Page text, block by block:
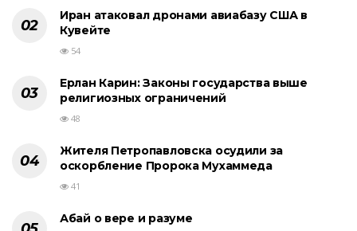
Иран атаковал дронами авиабазу США в
Кувейте
54
Ерлан Карин: Законы государства выше
религиозных ограничений
48
Жителя Петропавловска осудили за
оскорбление Пророка Мухаммеда
41
Абай о вере и разуме